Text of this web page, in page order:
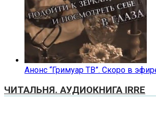
Анонс “Гримуар ТВ”. Скоро в
ЧИТАЛЬНЯ. АУДИОКНИГА IRRE